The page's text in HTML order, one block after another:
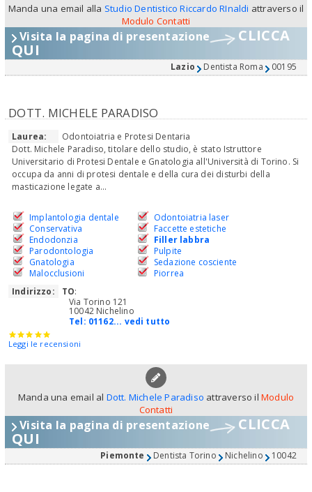
Manda una email alla Studio Dentistico Riccardo RInaldi attraverso il
Modulo Contatti
Visita la pagina di presentazione CLICCA
QUI
Lazio Dentista Roma 00195
DOTT. MICHELE PARADISO
Laurea:
Odontoiatria e Protesi Dentaria
Dott. Michele Paradiso, titolare dello studio, è stato Istruttore
Universitario di Protesi Dentale e Gnatologia all'Università di Torino. Si
occupa da anni di protesi dentale e della cura dei disturbi della
masticazione legate a...
Implantologia dentale
Conservativa
Endodonzia
Parodontologia
Gnatologia
Malocclusioni
Odontoiatria laser
Faccette estetiche
Filler labbra
Pulpite
Sedazione cosciente
Piorrea
Indirizzo:
TO:
Via Torino 121
10042 Nichelino
Tel: 01162... vedi tutto
Leggi le recensioni
Manda una email al Dott. Michele Paradiso attraverso il Modulo
Contatti
Visita la pagina di presentazione CLICCA
QUI
Piemonte Dentista Torino Nichelino 10042